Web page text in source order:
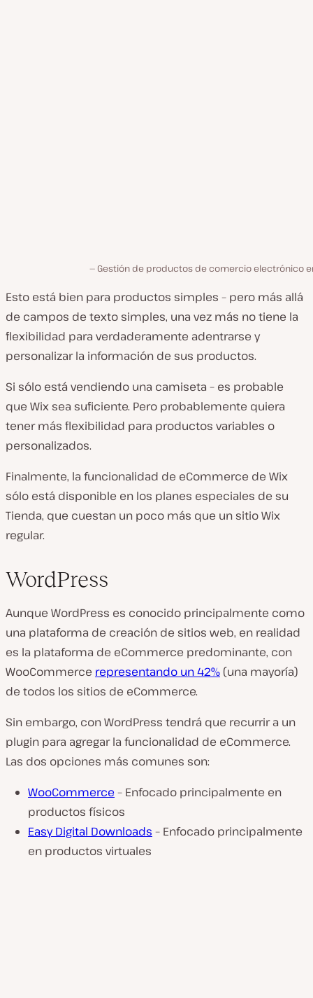
Gestión de productos de comercio electrónico
Esto está bien para productos simples – pero más allá
de campos de texto simples, una vez más no tiene la
flexibilidad para verdaderamente adentrarse y
personalizar la información de sus productos.
Si sólo está vendiendo una camiseta – es probable
que Wix sea suficiente. Pero probablemente quiera
tener más flexibilidad para productos variables o
personalizados.
Finalmente, la funcionalidad de eCommerce de Wix
sólo está disponible en los planes especiales de su
Tienda, que cuestan un poco más que un sitio Wix
regular.
WordPress
Aunque WordPress es conocido principalmente como
una plataforma de creación de sitios web, en realidad
es la plataforma de eCommerce predominante, con
WooCommerce representando un 42% (una mayoría)
de todos los sitios de eCommerce.
Sin embargo, con WordPress tendrá que recurrir a un
plugin para agregar la funcionalidad de eCommerce.
Las dos opciones más comunes son:
WooCommerce – Enfocado principalmente en
productos físicos
Easy Digital Downloads – Enfocado principalmente
en productos virtuales